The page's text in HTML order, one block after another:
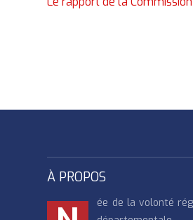
À PROPOS
ée de la volonté